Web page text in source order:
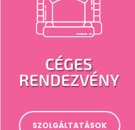
CÉGES
RENDEZVÉNY
SZOLGÁLTATÁSOK